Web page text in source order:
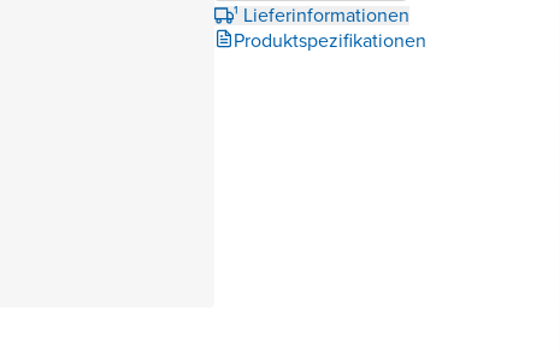
¹ Lieferinformationen
Produktspezifikationen